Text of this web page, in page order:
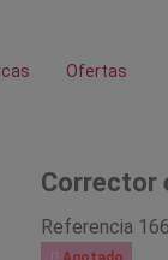
Ofertas
Corrector
Referencia